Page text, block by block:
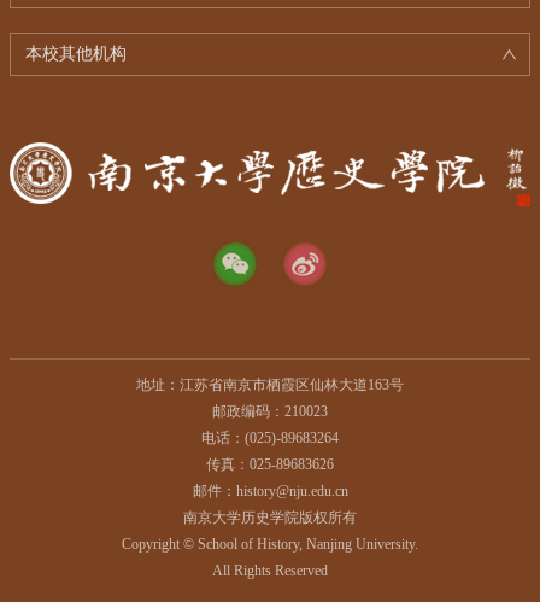
本校其他机构
地址：江苏省南京市栖霞区仙林大道163号
邮政编码：210023
电话：(025)-89683264
传真：025-89683626
邮件：history@nju.edu.cn
南京大学历史学院版权所有
Copyright © School of History, Nanjing University.
All Rights Reserved